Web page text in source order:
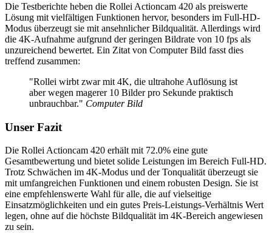
Die Testberichte heben die Rollei Actioncam 420 als preiswerte
Lösung mit vielfältigen Funktionen hervor, besonders im Full-HD-
Modus überzeugt sie mit ansehnlicher Bildqualität. Allerdings wird
die 4K-Aufnahme aufgrund der geringen Bildrate von 10 fps als
unzureichend bewertet. Ein Zitat von Computer Bild fasst dies
treffend zusammen:
"Rollei wirbt zwar mit 4K, die ultrahohe Auflösung ist
aber wegen magerer 10 Bilder pro Sekunde praktisch
unbrauchbar." Computer Bild
Unser Fazit
Die Rollei Actioncam 420 erhält mit 72.0% eine gute
Gesamtbewertung und bietet solide Leistungen im Bereich Full-HD.
Trotz Schwächen im 4K-Modus und der Tonqualität überzeugt sie
mit umfangreichen Funktionen und einem robusten Design. Sie ist
eine empfehlenswerte Wahl für alle, die auf vielseitige
Einsatzmöglichkeiten und ein gutes Preis-Leistungs-Verhältnis Wert
legen, ohne auf die höchste Bildqualität im 4K-Bereich angewiesen
zu sein.